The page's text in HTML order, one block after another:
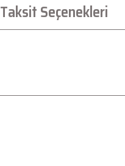
Taksit Seçenekleri